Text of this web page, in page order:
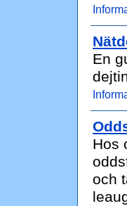
En
Hos
och